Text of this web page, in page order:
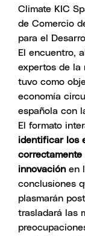
Climate KIC
de Comercio
para el
El encuentro,
expertos de la
tuvo como
economía
española con
El formato
identificar los
innovación en
conclusiones
plasmarán
trasladará las